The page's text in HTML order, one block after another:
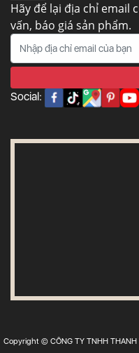
Hãy để lại địa chỉ email
vấn, báo giá sản phẩm.
Social:
Copyright © CÔNG TY TNHH